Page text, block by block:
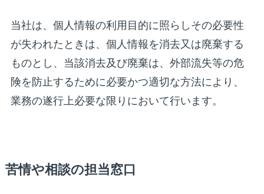
当社は、個人情報の利用目的に照らしその必要性
が失われたときは、個人情報を消去又は廃棄する
ものとし、当該消去及び廃棄は、外部流失等の危
険を防止するために必要かつ適切な方法により、
業務の遂行上必要な限りにおいて行います。
苦情や相談の担当窓口